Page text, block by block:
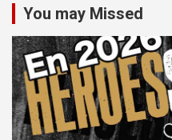
You may Missed